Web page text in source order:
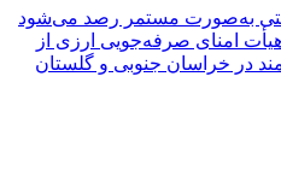
به‌صورت مستمر رصد می‌شود
امنای صرفه‌جویی ارزی از
در خراسان جنوبی و گلستان